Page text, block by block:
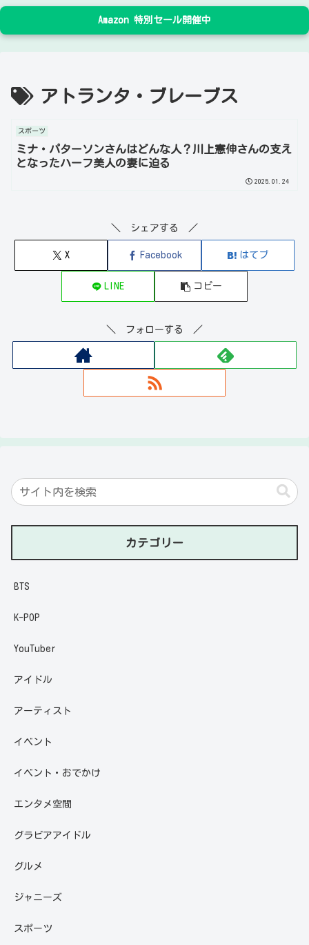
Amazon 特別セール開催中
アトランタ・ブレーブス
スポーツ
ミナ・パターソンさんはどんな人？川上憲伸さんの支え
となったハーフ美人の妻に迫る
2025.01.24
＼ シェアする ／
X Facebook はてブ
LINE コピー
＼ フォローする ／
カテゴリー
BTS
K-POP
YouTuber
アイドル
アーティスト
イベント
イベント・おでかけ
エンタメ空間
グラビアアイドル
グルメ
ジャニーズ
スポーツ